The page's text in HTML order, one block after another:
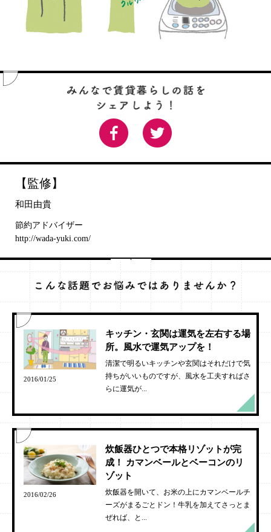
【監修】
和田由貴
節約アドバイザー
http://wada-yuki.com/
2016/01/25
キッチン・玄関は運気を左右する場
所。風水で運気アップを！
清潔で明るいキッチンや玄関はそれだけで気
持ちがいいものですが、風水を工夫すればさ
らに運気が...
2016/02/26
炊飯器ひとつで本格リゾットが完
成！ カマンベールとベーコンのリ
ゾット
炊飯器を開いて、お米の上にカマンベールチ
ーズがまるごとドン！牛乳を加えてさっとま
ぜれば、と...